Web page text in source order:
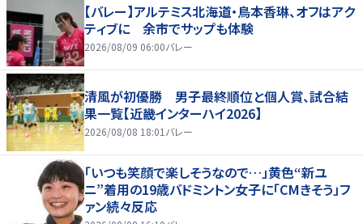
【バレー】アルテミス北海道・鳥本香琳、オフはアク
ティブに 余市でサップも体験
2026/08/09 06:00バレー
清風が初優勝 男子最終順位と個人賞、試合結
果一覧【近畿インターハイ2026】
2026/08/08 18:01 バレー
「いつも笑顔で楽しそうなので…」黄色“新ユ
ニ”着用の19歳バドミントン女子に「CMきそう」フ
ァン続々反応